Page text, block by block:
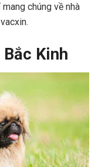
chúng về nhà
Kinh